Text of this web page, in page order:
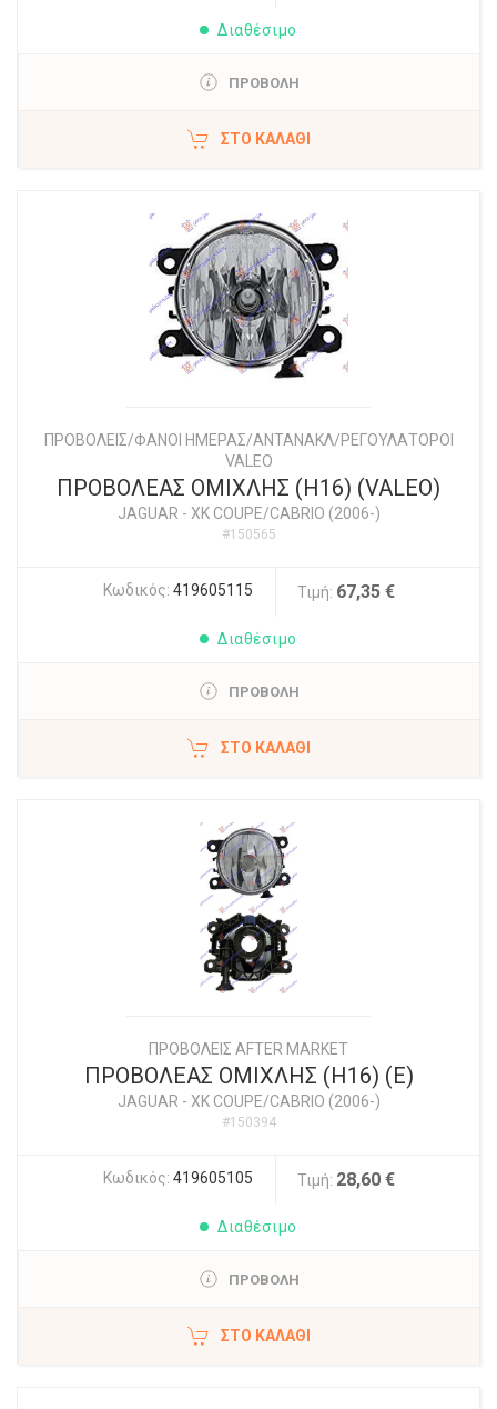
Διαθέσιμο
ΠΡΟΒΟΛΗ
ΣΤΟ ΚΑΛΆΘΙ
ΠΡΟΒΟΛΕΙΣ/ΦΑΝΟΙ ΗΜΕΡΑΣ/ΑΝΤΑΝΑΚΛ/ΡΕΓΟΥΛΑΤΟΡΟΙ
VALEO
ΠΡΟΒΟΛΕΑΣ ΟΜΙΧΛΗΣ (H16) (VALEO)
JAGUAR - XK COUPE/CABRIO (2006-)
#150565
Κωδικός: 419605115 Τιμή: 67,35 €
Διαθέσιμο
ΠΡΟΒΟΛΗ
ΣΤΟ ΚΑΛΆΘΙ
ΠΡΟΒΟΛΕΙΣ AFTER MARKET
ΠΡΟΒΟΛΕΑΣ ΟΜΙΧΛΗΣ (H16) (Ε)
JAGUAR - XK COUPE/CABRIO (2006-)
#150394
Κωδικός: 419605105 Τιμή: 28,60 €
Διαθέσιμο
ΠΡΟΒΟΛΗ
ΣΤΟ ΚΑΛΆΘΙ